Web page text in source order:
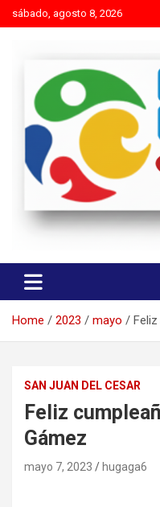
Skip
to
sábado, agosto 8, 2026
Gente
Home 2023 mayo
SAN JUAN DEL CESAR
Feliz
Gámez
mayo 7, 2023 hugaga6